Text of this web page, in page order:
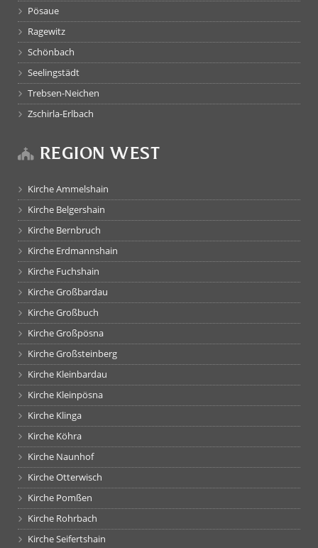
Pösaue
Ragewitz
Schönbach
Seelingstädt
Trebsen-Neichen
Zschirla-Erlbach
REGION WEST
Kirche Ammelshain
Kirche Belgershain
Kirche Bernbruch
Kirche Erdmannshain
Kirche Fuchshain
Kirche Großbardau
Kirche Großbuch
Kirche Großpösna
Kirche Großsteinberg
Kirche Kleinbardau
Kirche Kleinpösna
Kirche Klinga
Kirche Köhra
Kirche Naunhof
Kirche Otterwisch
Kirche Pomßen
Kirche Rohrbach
Kirche Seifertshain